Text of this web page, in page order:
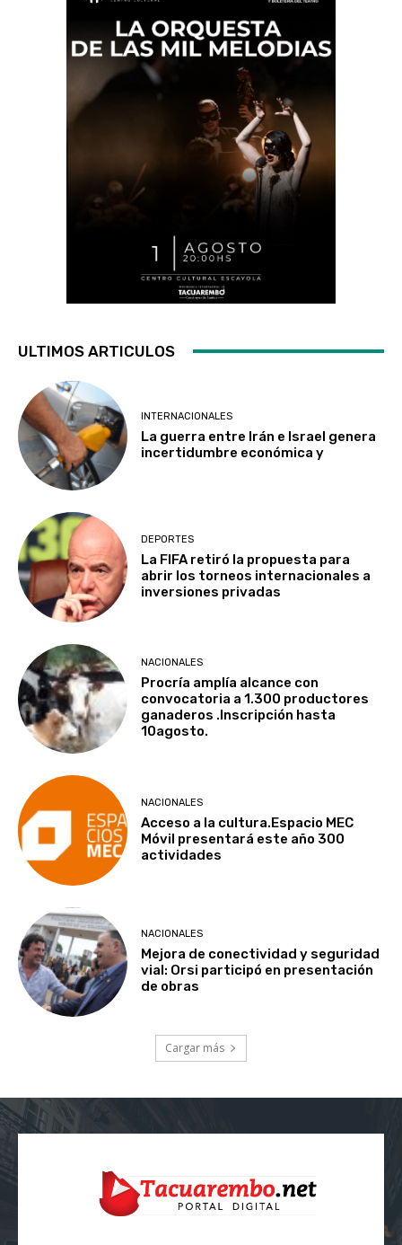
ULTIMOS ARTICULOS
INTERNACIONALES
La guerra entre Irán e Israel genera
incertidumbre económica y
DEPORTES
La FIFA retiró la propuesta para
abrir los torneos internacionales a
inversiones privadas
NACIONALES
Procría amplía alcance con
convocatoria a 1.300 productores
ganaderos .Inscripción hasta
10agosto.
NACIONALES
Acceso a la cultura.Espacio MEC
Móvil presentará este año 300
actividades
NACIONALES
Mejora de conectividad y seguridad
vial: Orsi participó en presentación
de obras
Cargar más